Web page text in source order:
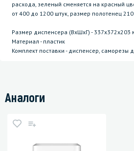
расхода, зеленый сменяется на красный
от 400 до 1200 штук, размер полотенец
Размер диспенсера (ВхШхГ) - 337х372х203
Материал - пластик
Комплект поставки - диспенсер, саморезы
Аналоги